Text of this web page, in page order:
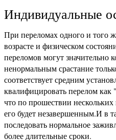
Индивидуальные
При переломах одного и того
возрасте и физическом
переломов могут значительно
ненормальным срастание
соответствует средним
квалифицировать перелом
что по прошествии нескольких
его будет незавершенным.И в
последовать нормальное
более длительные сроки.